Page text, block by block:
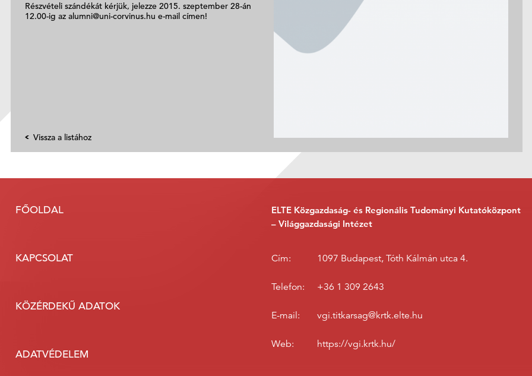
Részvételi szándékát kérjük, jelezze 2015. szeptember 28-án
12.00-ig az alumni@uni-corvinus.hu e-mail címen!
Vissza a listához
FŐOLDAL
KAPCSOLAT
KÖZÉRDEKŰ ADATOK
ADATVÉDELEM
ELTE Közgazdaság- és Regionális Tudományi Kutatóközpont
– Világgazdasági Intézet
Cím: 1097 Budapest, Tóth Kálmán utca 4.
Telefon: +36 1 309 2643
E-mail: vgi.titkarsag@krtk.elte.hu
Web: https://vgi.krtk.hu/